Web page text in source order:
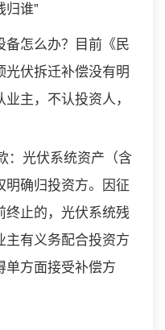
归谁”
备怎么办？目前《民
光伏拆迁补偿没有明
主，不认投资人，
：光伏系统资产（含
明确归投资方。因征
终止的，光伏系统残
主有义务配合投资方
单方面接受补偿方